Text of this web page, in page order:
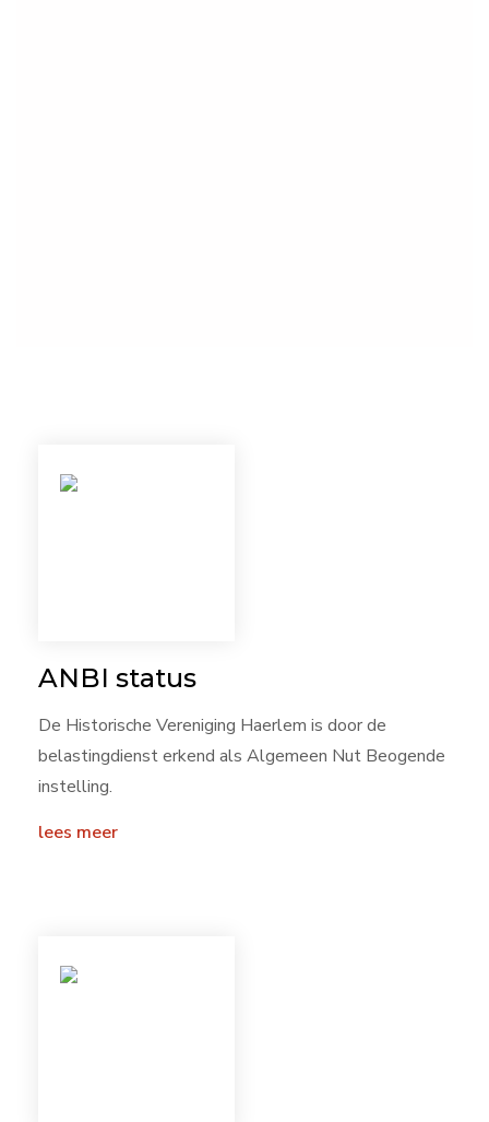
ANBI status
De Historische Vereniging Haerlem is door de
belastingdienst erkend als Algemeen Nut Beogende
instelling.
lees meer